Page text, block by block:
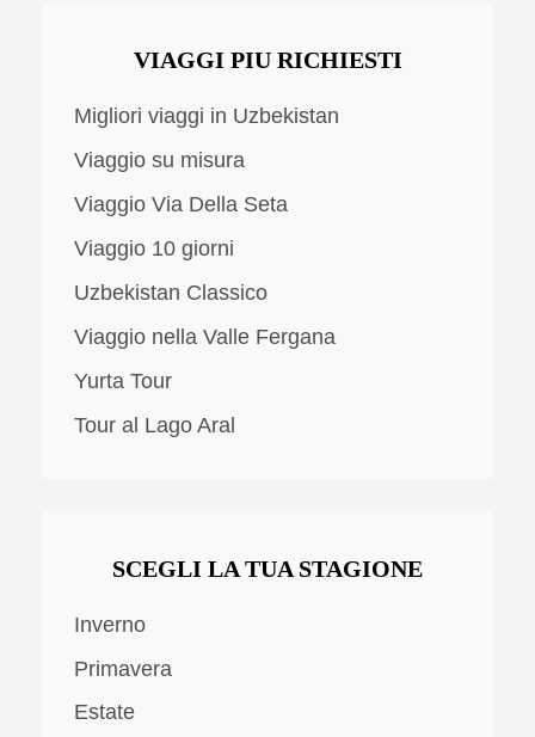
VIAGGI PIU RICHIESTI
Migliori viaggi in Uzbekistan
Viaggio su misura
Viaggio Via Della Seta
Viaggio 10 giorni
Uzbekistan Classico
Viaggio nella Valle Fergana
Yurta Tour
Tour al Lago Aral
SCEGLI LA TUA STAGIONE
Inverno
Primavera
Estate